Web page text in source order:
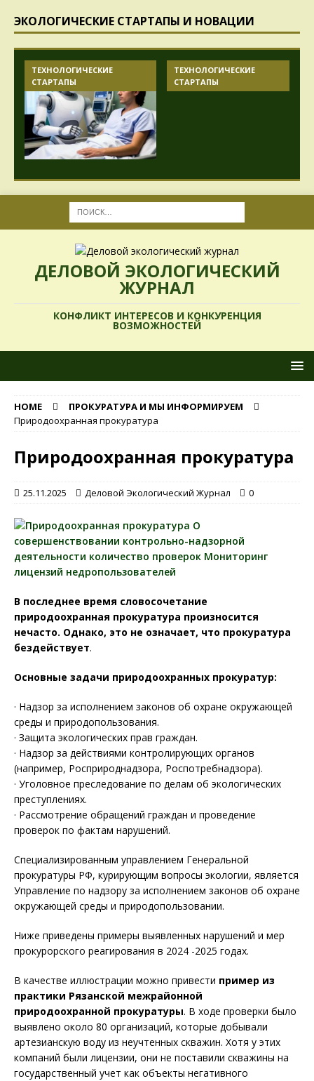
ЭКОЛОГИЧЕСКИЕ СТАРТАПЫ И НОВАЦИИ
ТЕХНОЛОГИЧЕСКИЕ
СТАРТАПЫ
ТЕХНОЛОГИЧЕСКИЕ
СТАРТАПЫ
ДЕЛОВОЙ ЭКОЛОГИЧЕСКИЙ
ЖУРНАЛ
КОНФЛИКТ ИНТЕРЕСОВ И КОНКУРЕНЦИЯ
ВОЗМОЖНОСТЕЙ
HOME
ПРОКУРАТУРА И МЫ ИНФОРМИРУЕМ
Природоохранная прокуратура
Природоохранная прокуратура
25.11.2025 Деловой Экологический Журнал 0
В последнее время словосочетание
природоохранная прокуратура произносится
нечасто. Однако, это не означает, что прокуратура
бездействует.
Основные задачи природоохранных прокуратур:
· Надзор за исполнением законов об охране окружающей
среды и природопользования.
· Защита экологических прав граждан.
· Надзор за действиями контролирующих органов
(например, Росприроднадзора, Роспотребнадзора).
· Уголовное преследование по делам об экологических
преступлениях.
· Рассмотрение обращений граждан и проведение
проверок по фактам нарушений.
Специализированным управлением Генеральной
прокуратуры РФ, курирующим вопросы экологии, является
Управление по надзору за исполнением законов об охране
окружающей среды и природопользовании.
Ниже приведены примеры выявленных нарушений и мер
прокурорского реагирования в 2024 -2025 годах.
В качестве иллюстрации можно привести пример из
практики Рязанской межрайонной
природоохранной прокуратуры. В ходе проверки было
выявлено около 80 организаций, которые добывали
артезианскую воду из неучтенных скважин. Хотя у этих
компаний были лицензии, они не поставили скважины на
государственный учет как объекты негативного